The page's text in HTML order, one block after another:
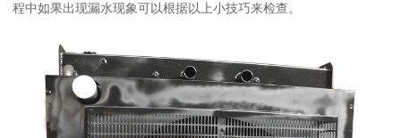
程中如果出现漏水现象可以根据以上小技巧来检查。